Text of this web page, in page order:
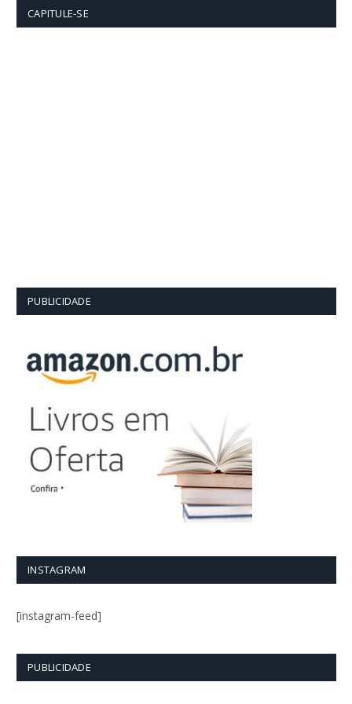
CAPITULE-SE
PUBLICIDADE
INSTAGRAM
[instagram-feed]
PUBLICIDADE